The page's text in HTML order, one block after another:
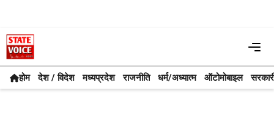
Skip
to
content
होम देश / विदेश मध्यप्रदेश राजनीति धर्म/अध्यात्म ऑटोमोबाइल